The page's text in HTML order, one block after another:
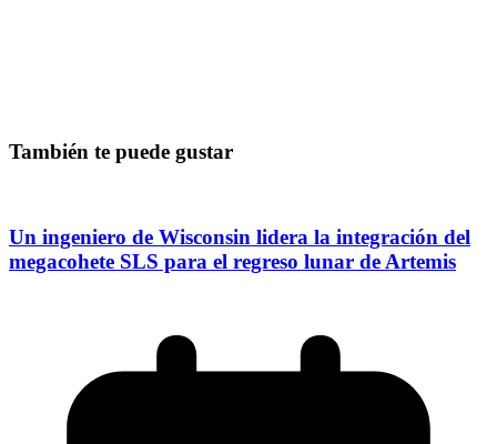
También te puede gustar
Un ingeniero de Wisconsin lidera la integración del
megacohete SLS para el regreso lunar de Artemis